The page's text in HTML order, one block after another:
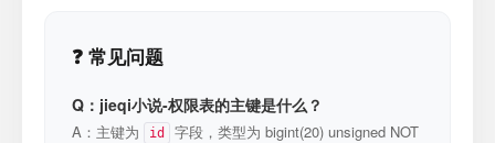
❓ 常见问题
Q：jieqi小说-权限表的主键是什么？
A：主键为 id
字段，类型为 bigint(20) unsigned NOT